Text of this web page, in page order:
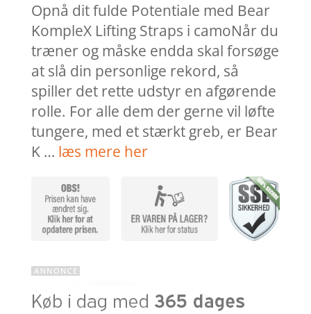
Opnå dit fulde Potentiale med Bear
KompleX Lifting Straps i camoNår du
træner og måske endda skal forsøge
at slå din personlige rekord, så
spiller det rette udstyr en afgørende
rolle. For alle dem der gerne vil løfte
tungere, med et stærkt greb, er Bear
K … læs mere her